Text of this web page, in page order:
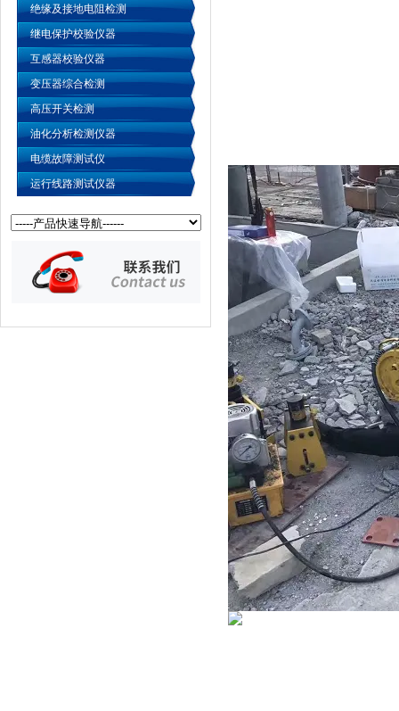
绝缘及接地电阻检测
继电保护校验仪器
互感器校验仪器
变压器综合检测
高压开关检测
油化分析检测仪器
电缆故障测试仪
运行线路测试仪器